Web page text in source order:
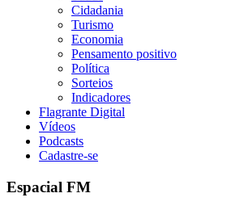
Cidadania
Turismo
Economia
Pensamento positivo
Política
Sorteios
Indicadores
Flagrante Digital
Vídeos
Podcasts
Cadastre-se
Espacial FM